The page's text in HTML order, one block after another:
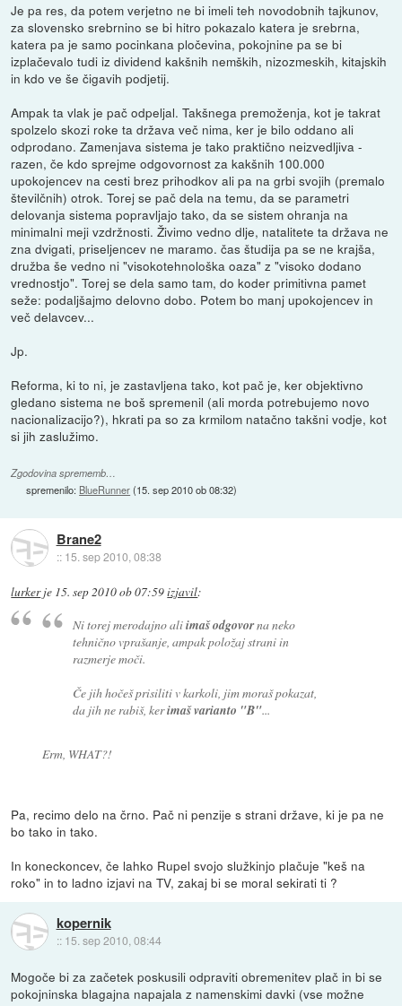
Je pa res, da potem verjetno ne bi imeli teh novodobnih tajkunov,
za slovensko srebrnino se bi hitro pokazalo katera je srebrna,
katera pa je samo pocinkana pločevina, pokojnine pa se bi
izplačevalo tudi iz dividend kakšnih nemških, nizozmeskih, kitajskih
in kdo ve še čigavih podjetij.
Ampak ta vlak je pač odpeljal. Takšnega premoženja, kot je takrat
spolzelo skozi roke ta država več nima, ker je bilo oddano ali
odprodano. Zamenjava sistema je tako praktično neizvedljiva -
razen, če kdo sprejme odgovornost za kakšnih 100.000
upokojencev na cesti brez prihodkov ali pa na grbi svojih (premalo
številčnih) otrok. Torej se pač dela na temu, da se parametri
delovanja sistema popravljajo tako, da se sistem ohranja na
minimalni meji vzdržnosti. Živimo vedno dlje, natalitete ta država ne
zna dvigati, priseljencev ne maramo. čas študija pa se ne krajša,
družba še vedno ni "visokotehnološka oaza" z "visoko dodano
vrednostjo". Torej se dela samo tam, do koder primitivna pamet
seže: podaljšajmo delovno dobo. Potem bo manj upokojencev in
več delavcev...
Jp.
Reforma, ki to ni, je zastavljena tako, kot pač je, ker objektivno
gledano sistema ne boš spremenil (ali morda potrebujemo novo
nacionalizacijo?), hkrati pa so za krmilom natačno takšni vodje, kot
si jih zaslužimo.
Zgodovina sprememb…
spremenilo: BlueRunner(15. sep 2010 ob 08:32)
Brane2
:: 15. sep 2010, 08:38
lurkerje 15. sep 2010 ob 07:59izjavil:
Ni torej merodajno aliimaš odgovorna neko
tehnično vprašanje, ampak položaj strani in
razmerje moči.
Če jih hočeš prisiliti v karkoli, jim moraš pokazat,
da jih ne rabiš, kerimaš varianto "B"...
Erm, WHAT?!
Pa, recimo delo na črno. Pač ni penzije s strani države, ki je pa ne
bo tako in tako.
In koneckoncev, če lahko Rupel svojo služkinjo plačuje "keš na
roko" in to ladno izjavi na TV, zakaj bi se moral sekirati ti ?
kopernik
:: 15. sep 2010, 08:44
Mogoče bi za začetek poskusili odpraviti obremenitev plač in bi se
pokojninska blagajna napajala z namenskimi davki (vse možne